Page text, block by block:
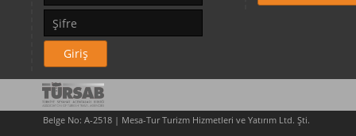
Giriş
Belge No: A-2518 | Mesa-Tur Turizm Hizmetleri ve Yatırım Ltd. Şti.